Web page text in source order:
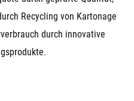
Recycling von Kartonage
durch innovative